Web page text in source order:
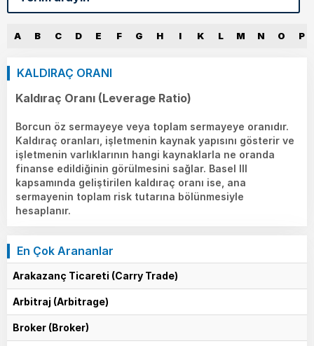
A B C D E F G H I K L M N O P
KALDIRAÇ ORANI
Kaldıraç Oranı (Leverage Ratio)
Borcun öz sermayeye veya toplam sermayeye oranıdır.
Kaldıraç oranları, işletmenin kaynak yapısını gösterir ve
işletmenin varlıklarının hangi kaynaklarla ne oranda
finanse edildiğinin görülmesini sağlar. Basel III
kapsamında geliştirilen kaldıraç oranı ise, ana
sermayenin toplam risk tutarına bölünmesiyle
hesaplanır.
En Çok Arananlar
Arakazanç Ticareti (Carry Trade)
Arbitraj (Arbitrage)
Broker (Broker)